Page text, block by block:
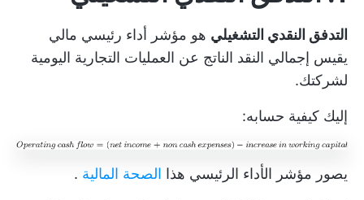
التدفق النقدي التشغيلي هو مؤشر أداء رئيسي مالي
يقيس إجمالي النقد الناتج عن العمليات التجارية اليومية
لشركتك.
إليك كيفية حسابه:
يصور مؤشر الأداء الرئيسي هذا الصحة المالية .